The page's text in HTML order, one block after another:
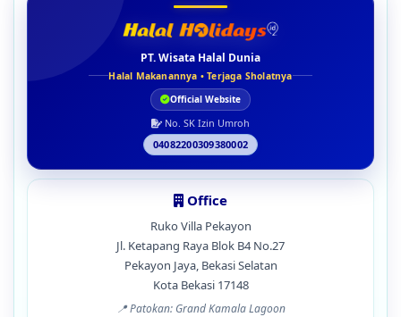
PT. Wisata Halal Dunia
Halal Makanannya • Terjaga Sholatnya
Official Website
No. SK Izin Umroh
04082200309380002
Office
Ruko Villa Pekayon
Jl. Ketapang Raya Blok B4 No.27
Pekayon Jaya, Bekasi Selatan
Kota Bekasi 17148
📍 Patokan: Grand Kamala Lagoon